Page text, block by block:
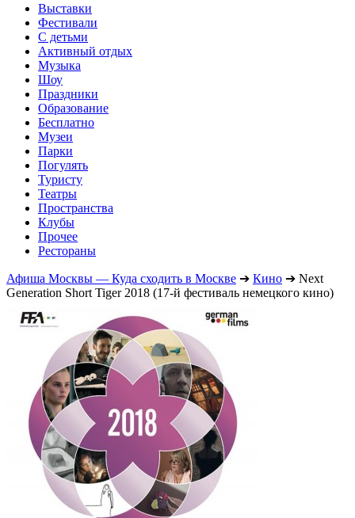
Выставки
Фестивали
С детьми
Активный отдых
Музыка
Шоу
Праздники
Образование
Бесплатно
Музеи
Парки
Погулять
Туристу
Театры
Пространства
Клубы
Прочее
Рестораны
Афиша Москвы — Куда сходить в Москве ➔ Кино ➔ Next
Generation Short Tiger 2018 (17-й фестиваль немецкого кино)